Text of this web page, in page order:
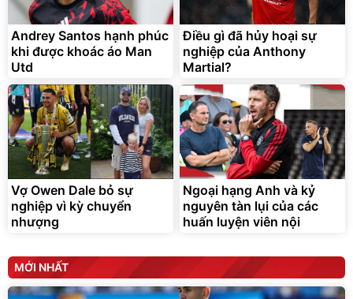
Andrey Santos hạnh phúc
khi được khoác áo Man
Utd
Điều gì đã hủy hoại sự
nghiệp của Anthony
Martial?
Vợ Owen Dale bỏ sự
nghiệp vì kỳ chuyển
nhượng
Ngoại hạng Anh và kỷ
nguyên tàn lụi của các
huấn luyện viên nội
MỚI NHẤT